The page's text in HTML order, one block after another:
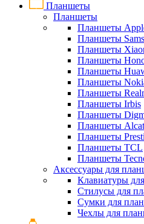
Планшеты
Планшеты
Планшеты
Планшеты
Планшеты
Планшеты
Планшеты
Планшеты
Планшеты
Планшеты Irbis
Планшеты
Планшеты
Планшеты
Планшеты TCL
Планшеты
Аксессуары для
Клавиатуры
Стилусы для
Сумки для
Чехлы для